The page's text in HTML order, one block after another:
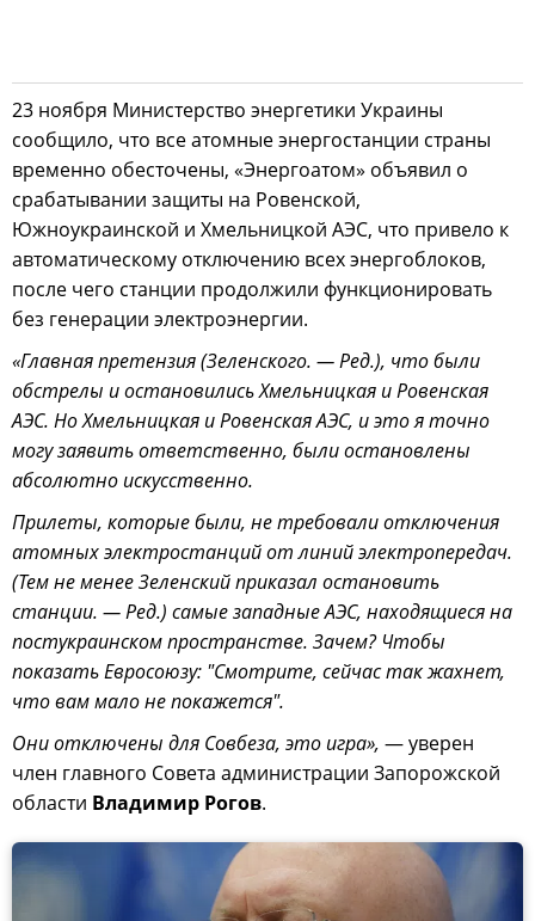
23 ноября Министерство энергетики Украины
сообщило, что все атомные энергостанции страны
временно обесточены, «Энергоатом» объявил о
срабатывании защиты на Ровенской,
Южноукраинской и Хмельницкой АЭС, что привело к
автоматическому отключению всех энергоблоков,
после чего станции продолжили функционировать
без генерации электроэнергии.
«Главная претензия (Зеленского. — Ред.), что были
обстрелы и остановились Хмельницкая и Ровенская
АЭС. Но Хмельницкая и Ровенская АЭС, и это я точно
могу заявить ответственно, были остановлены
абсолютно искусственно.
Прилеты, которые были, не требовали отключения
атомных электростанций от линий электропередач.
(Тем не менее Зеленский приказал остановить
станции. — Ред.) самые западные АЭС, находящиеся на
постукраинском пространстве. Зачем? Чтобы
показать Евросоюзу: "Смотрите, сейчас так жахнет,
что вам мало не покажется".
Они отключены для Совбеза, это игра», — уверен
член главного Совета администрации Запорожской
области Владимир Рогов.